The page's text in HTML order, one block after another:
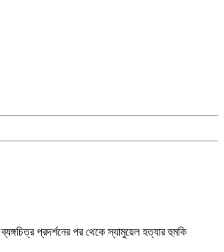
প্রদর্শনের পর থেকে স্যামুয়েল হত্যার হুমকি